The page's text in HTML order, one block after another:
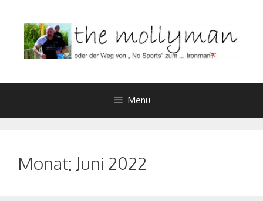
Inhalt
springen
Menü
Monat: Juni 2022